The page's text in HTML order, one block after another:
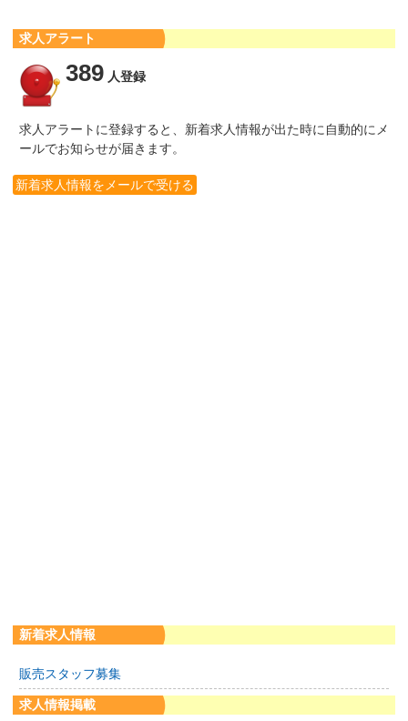
求人アラート
389 人登録
求人アラートに登録すると、新着求人情報が出た時に自動的にメ
ールでお知らせが届きます。
新着求人情報をメールで受ける
新着求人情報
販売スタッフ募集
求人情報掲載